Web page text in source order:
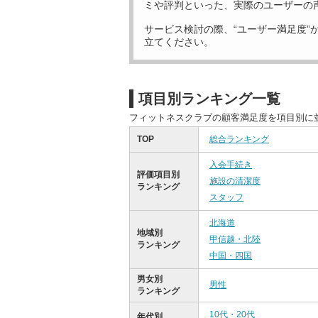
ミや評判といった、実際のユーザーの
サービス検討の際、“ユーザー満足度”
立てください。
項目別ランキング一覧
フィットネスクラブの顧客満足度を項目別
TOP 総合ランキング
評価項目別
ランキング
入会手続き
施設の清潔度
スタッフ
地域別
ランキング
北海道
甲信越・北陸
中国・四国
男女別
ランキング
男性
10代・20代